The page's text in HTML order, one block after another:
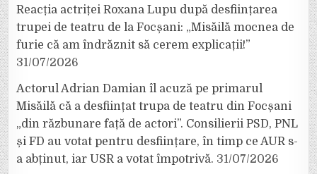
Reacția actriței Roxana Lupu după desființarea
trupei de teatru de la Focșani: „Misăilă mocnea de
furie că am îndrăznit să cerem explicații!”
31/07/2026
Actorul Adrian Damian îl acuză pe primarul
Misăilă că a desființat trupa de teatru din Focșani
„din răzbunare față de actori”. Consilierii PSD, PNL
și FD au votat pentru desființare, în timp ce AUR s-
a abținut, iar USR a votat împotrivă. 31/07/2026